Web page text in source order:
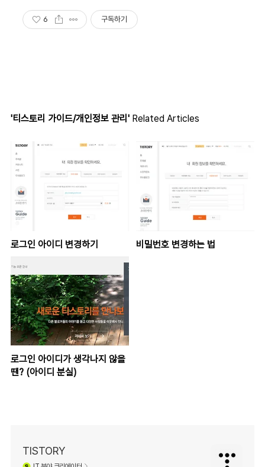
6 구독하기
'티스토리 가이드/개인정보 관리' Related Articles
로그인 아이디 변경하기 비밀번호 변경하는 법
로그인 아이디가 생각나지 않을
땐? (아이디 분실)
TISTORY